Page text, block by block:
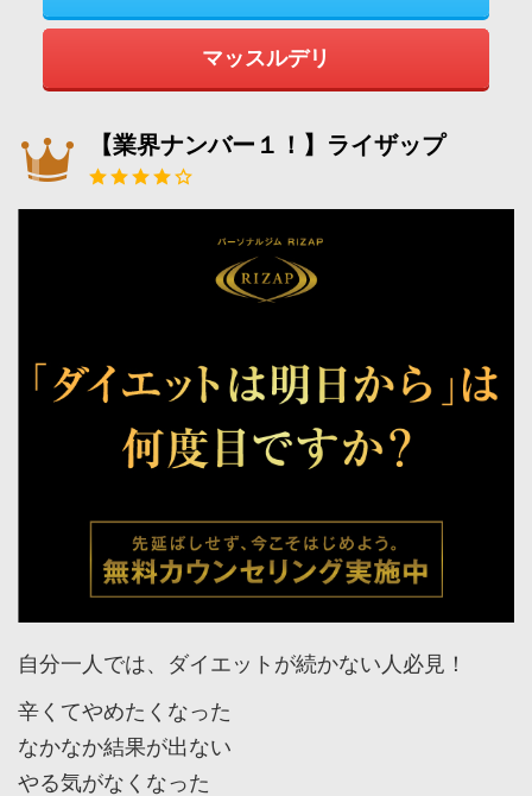
マッスルデリ
【業界ナンバー１！】ライザップ
自分一人では、ダイエットが続かない人必見！
辛くてやめたくなった
なかなか結果が出ない
やる気がなくなった